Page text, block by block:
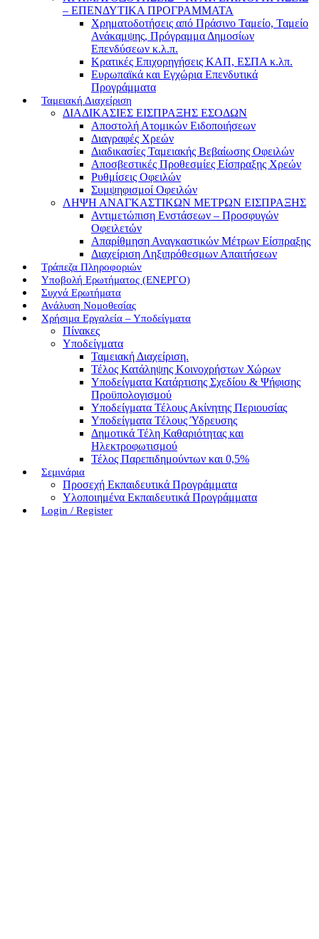
– ΕΠΕΝΔΥΤΙΚΑ ΠΡΟΓΡΑΜΜΑΤΑ
Χρηματοδοτήσεις από Πράσινο Ταμείο, Ταμείο
Ανάκαμψης, Πρόγραμμα Δημοσίων
Επενδύσεων κ.λ.π.
Κρατικές Επιχορηγήσεις ΚΑΠ, ΕΣΠΑ κ.λπ.
Ευρωπαϊκά και Εγχώρια Επενδυτικά
Προγράμματα
Ταμειακή Διαχείριση
ΔΙΑΔΙΚΑΣΙΕΣ ΕΙΣΠΡΑΞΗΣ ΕΣΟΔΩΝ
Αποστολή Ατομικών Ειδοποιήσεων
Διαγραφές Χρεών
Διαδικασίες Ταμειακής Βεβαίωσης Οφειλών
Αποσβεστικές Προθεσμίες Είσπραξης Χρεών
Ρυθμίσεις Οφειλών
Συμψηφισμοί Οφειλών
ΛΗΨΗ ΑΝΑΓΚΑΣΤΙΚΩΝ ΜΕΤΡΩΝ ΕΙΣΠΡΑΞΗΣ
Αντιμετώπιση Ενστάσεων – Προσφυγών
Οφειλετών
Απαρίθμηση Αναγκαστικών Μέτρων Είσπραξης
Διαχείριση Ληξιπρόθεσμων Απαιτήσεων
Τράπεζα Πληροφοριών
Υποβολή Ερωτήματος (ΕΝΕΡΓΟ)
Συχνά Ερωτήματα
Ανάλυση Νομοθεσίας
Χρήσιμα Εργαλεία – Υποδείγματα
Πίνακες
Υποδείγματα
Ταμειακή Διαχείριση.
Τέλος Κατάληψης Κοινοχρήστων Χώρων
Υποδείγματα Κατάρτισης Σχεδίου & Ψήφισης
Προϋπολογισμού
Υποδείγματα Τέλους Ακίνητης Περιουσίας
Υποδείγματα Τέλους Ύδρευσης
Δημοτικά Τέλη Καθαριότητας και
Ηλεκτροφωτισμού
Τέλος Παρεπιδημούντων και 0,5%
Σεμινάρια
Προσεχή Εκπαιδευτικά Προγράμματα
Υλοποιημένα Εκπαιδευτικά Προγράμματα
Login / Register